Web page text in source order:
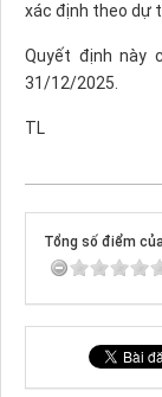
xác định theo dự
Quyết định này
31/12/2025.
TL
Tổng số điểm